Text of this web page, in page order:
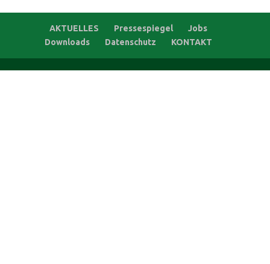
AKTUELLES Pressespiegel
Jobs
Downloads
Datenschutz KONTAKT